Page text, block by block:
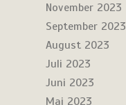
November 2023
September 2023
August 2023
Juli 2023
Juni 2023
Mai 2023